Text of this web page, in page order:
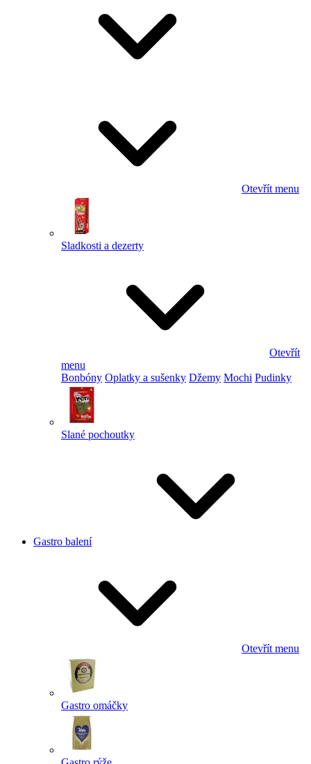
Otevřít menu
Sladkosti a dezerty
Otevřít
menu
Bonbóny Oplatky a sušenky Džemy Mochi Pudinky
Slané pochoutky
Gastro balení
Otevřít menu
Gastro omáčky